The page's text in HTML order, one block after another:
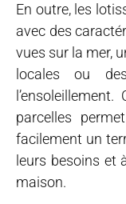
En outre, les
avec des
vues sur la mer,
locales ou
parcelles
facilement un
leurs besoins et
maison.